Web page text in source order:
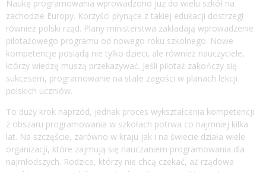
Naukę programowania wprowadzono juz do wielu szkół na
zachodzie Europy. Korzyści płynące z takiej edukacji dostrzegł
również polski rząd. Plany ministerstwa zakładają wprowadzenie
pilotażowego programu od nowego roku szkolnego. Nowe
kompetencje posiądą nie tylko dzieci, ale również nauczyciele,
którzy wiedzę muszą przekazywać. Jeśli pilotaż zakończy się
sukcesem, programowanie na stałe zagości w planach lekcji
polskich uczniów.
To duży krok naprzód, jednak proces wykształcenia kompetencji
z obszaru programowania w szkołach potrwa co najmniej kilka
lat. Na szczęście, zarówno w kraju jak i na świecie działa wiele
organizacji, które zajmują się nauczaniem programowania dla
najmłodszych. Rodzice, którzy nie chcą czekać, aż rządowa